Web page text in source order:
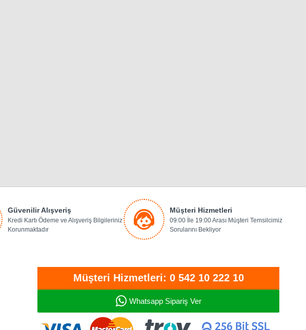
Güvenilir Alışveriş
Kredi Kartı Ödeme ve Alışveriş Bilgileriniz
Korunmaktadır
Müşteri Hizmetleri
09:00 İle 19:00 Arası Müşteri Temsilcimiz
Sorularını Bekliyor
Müşteri Hizmetleri: 0 542 10 222 10
Whatsapp Sipariş Ver